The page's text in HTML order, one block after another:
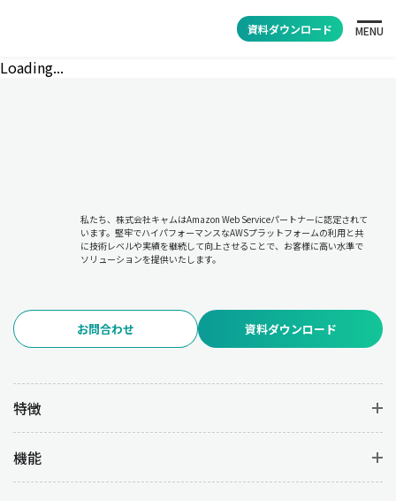
資料ダウンロード MENU
Loading...
私たち、株式会社キャムはAmazon Web Serviceパートナーに認定されて
います。堅牢でハイパフォーマンスなAWSプラットフォームの利用と共
に技術レベルや実績を継続して向上させることで、お客様に高い水準で
ソリューションを提供いたします。
お問合わせ 資料ダウンロード
特徴
機能